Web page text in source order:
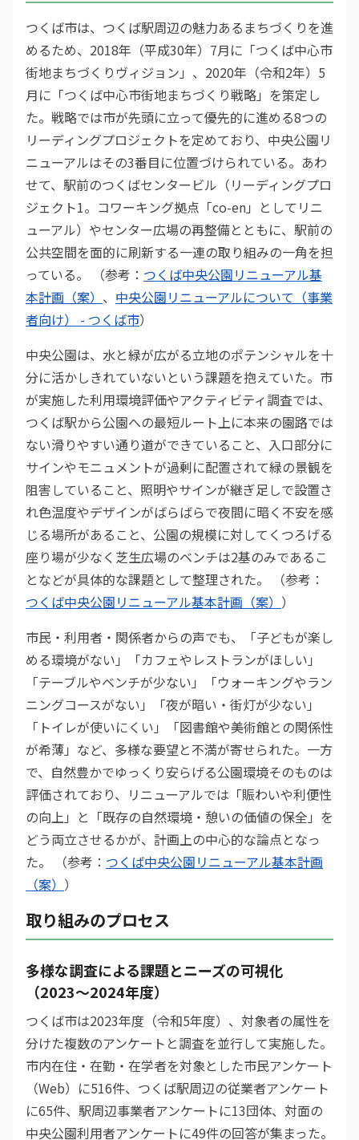
つくば市は、つくば駅周辺の魅力あるまちづくりを進
めるため、2018年（平成30年）7月に「つくば中心市
街地まちづくりヴィジョン」、2020年（令和2年）5
月に「つくば中心市街地まちづくり戦略」を策定し
た。戦略では市が先頭に立って優先的に進める8つの
リーディングプロジェクトを定めており、中央公園リ
ニューアルはその3番目に位置づけられている。あわ
せて、駅前のつくばセンタービル（リーディングプロ
ジェクト1。コワーキング拠点「co-en」としてリニ
ューアル）やセンター広場の再整備とともに、駅前の
公共空間を面的に刷新する一連の取り組みの一角を担
っている。 （参考： つくば中央公園リニューアル基
本計画（案） 、 中央公園リニューアルについて（事業
者向け） - つくば市）
中央公園は、水と緑が広がる立地のポテンシャルを十
分に活かしきれていないという課題を抱えていた。市
が実施した利用環境評価やアクティビティ調査では、
つくば駅から公園への最短ルート上に本来の園路では
ない滑りやすい通り道ができていること、入口部分に
サインやモニュメントが過剰に配置されて緑の景観を
阻害していること、照明やサインが継ぎ足しで設置さ
れ色温度やデザインがばらばらで夜間に暗く不安を感
じる場所があること、公園の規模に対してくつろげる
座り場が少なく芝生広場のベンチは2基のみであるこ
となどが具体的な課題として整理された。 （参考：
つくば中央公園リニューアル基本計画（案） ）
市民・利用者・関係者からの声でも、「子どもが楽し
める環境がない」「カフェやレストランがほしい」
「テーブルやベンチが少ない」「ウォーキングやラン
ニングコースがない」「夜が暗い・街灯が少ない」
「トイレが使いにくい」「図書館や美術館との関係性
が希薄」など、多様な要望と不満が寄せられた。一方
で、自然豊かでゆっくり安らげる公園環境そのものは
評価されており、リニューアルでは「賑わいや利便性
の向上」と「既存の自然環境・憩いの価値の保全」を
どう両立させるかが、計画上の中心的な論点となっ
た。 （参考： つくば中央公園リニューアル基本計画
（案） ）
取り組みのプロセス
多様な調査による課題とニーズの可視化
（2023〜2024年度）
つくば市は2023年度（令和5年度）、対象者の属性を
分けた複数のアンケートと調査を並行して実施した。
市内在住・在勤・在学者を対象とした市民アンケート
（Web）に516件、つくば駅周辺の従業者アンケート
に65件、駅周辺事業者アンケートに13団体、対面の
中央公園利用者アンケートに49件の回答が集まった。